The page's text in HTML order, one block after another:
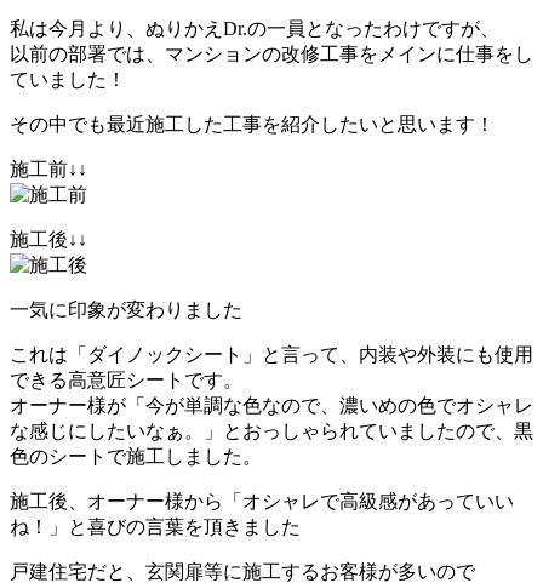
私は今月より、ぬりかえDr.の一員となったわけですが、
以前の部署では、マンションの改修工事をメインに仕事をし
ていました！
その中でも最近施工した工事を紹介したいと思います！
施工前↓↓
施工後↓↓
一気に印象が変わりました
これは「ダイノックシート」と言って、内装や外装にも使用
できる高意匠シートです。
オーナー様が「今が単調な色なので、濃いめの色でオシャレ
な感じにしたいなぁ。」とおっしゃられていましたので、黒
色のシートで施工しました。
施工後、オーナー様から「オシャレで高級感があっていい
ね！」と喜びの言葉を頂きました
戸建住宅だと、玄関扉等に施工するお客様が多いので